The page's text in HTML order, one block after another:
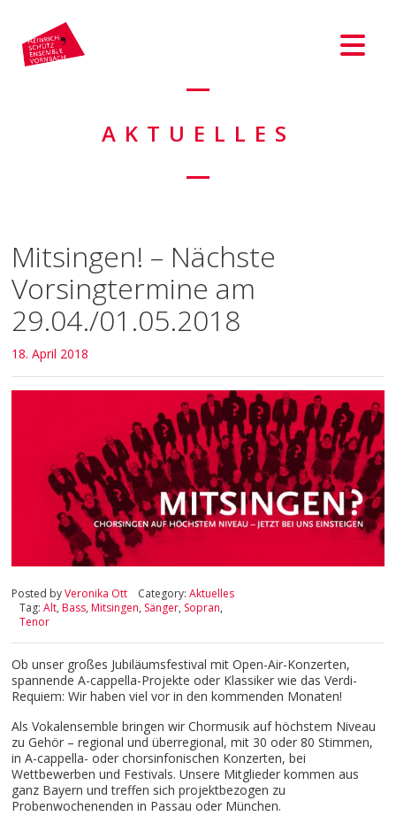
AKTUELLES
Mitsingen! – Nächste
Vorsingtermine am
29.04./01.05.2018
18. April 2018
Posted byVeronika Ott Category: Aktuelles
Tag: Alt, Bass, Mitsingen, Sänger, Sopran,
Tenor
Ob unser großes Jubiläumsfestival mit Open-Air-Konzerten,
spannende A-cappella-Projekte oder Klassiker wie das Verdi-
Requiem: Wir haben viel vor in den kommenden Monaten!
Als Vokalensemble bringen wir Chormusik auf höchstem Niveau
zu Gehör – regional und überregional, mit 30 oder 80 Stimmen,
in A-cappella- oder chorsinfonischen Konzerten, bei
Wettbewerben und Festivals. Unsere Mitglieder kommen aus
ganz Bayern und treffen sich projektbezogen zu
Probenwochenenden in Passau oder München.